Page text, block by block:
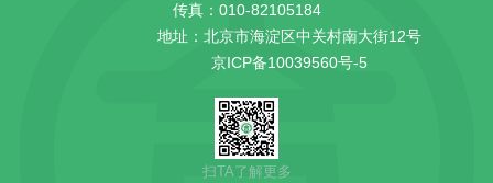
传真：010-82105184
地址：北京市海淀区中关村南大街12号
京ICP备10039560号-5
扫TA了解更多